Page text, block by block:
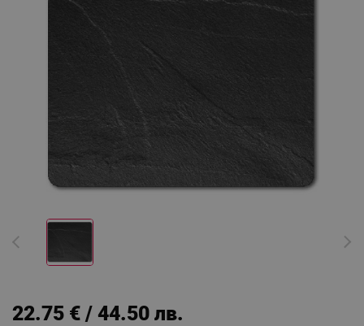
22.75 € / 44.50 лв.